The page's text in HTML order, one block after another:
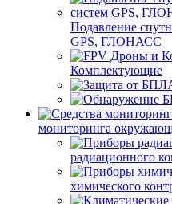
Подавление
GPS, ГЛОНАСС
Комплектующие
мониторинга
радиационного
химического